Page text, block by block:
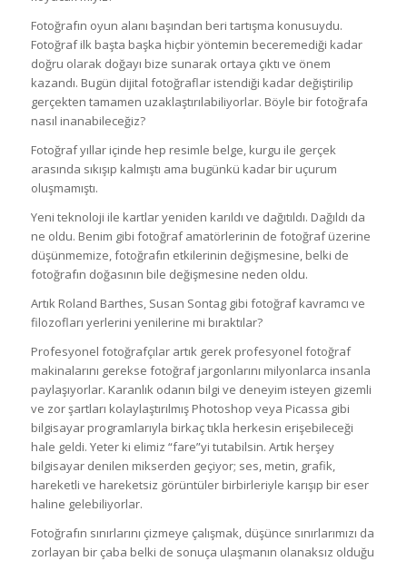
Fotoğrafın oyun alanı başından beri tartışma konusuydu.
Fotoğraf ilk başta başka hiçbir yöntemin beceremediği kadar
doğru olarak doğayı bize sunarak ortaya çıktı ve önem
kazandı. Bugün dijital fotoğraflar istendiği kadar değiştirilip
gerçekten tamamen uzaklaştırılabiliyorlar. Böyle bir fotoğrafa
nasıl inanabileceğiz?
Fotoğraf yıllar içinde hep resimle belge, kurgu ile gerçek
arasında sıkışıp kalmıştı ama bugünkü kadar bir uçurum
oluşmamıştı.
Yeni teknoloji ile kartlar yeniden karıldı ve dağıtıldı. Dağıldı da
ne oldu. Benim gibi fotoğraf amatörlerinin de fotoğraf üzerine
düşünmemize, fotoğrafın etkilerinin değişmesine, belki de
fotoğrafın doğasının bile değişmesine neden oldu.
Artık Roland Barthes, Susan Sontag gibi fotoğraf kavramcı ve
filozofları yerlerini yenilerine mi bıraktılar?
Profesyonel fotoğrafçılar artık gerek profesyonel fotoğraf
makinalarını gerekse fotoğraf jargonlarını milyonlarca insanla
paylaşıyorlar. Karanlık odanın bilgi ve deneyim isteyen gizemli
ve zor şartları kolaylaştırılmış Photoshop veya Picassa gibi
bilgisayar programlarıyla birkaç tıkla herkesin erişebileceği
hale geldi. Yeter ki elimiz “fare”yi tutabilsin. Artık herşey
bilgisayar denilen mikserden geçiyor; ses, metin, grafik,
hareketli ve hareketsiz görüntüler birbirleriyle karışıp bir eser
haline gelebiliyorlar.
Fotoğrafın sınırlarını çizmeye çalışmak, düşünce sınırlarımızı da
zorlayan bir çaba belki de sonuça ulaşmanın olanaksız olduğu